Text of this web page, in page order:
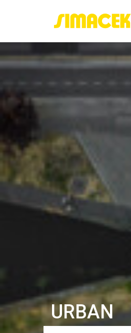
URBAN